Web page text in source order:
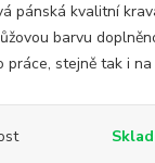
pánská kvalitní
barvu
práce, stejně tak i na